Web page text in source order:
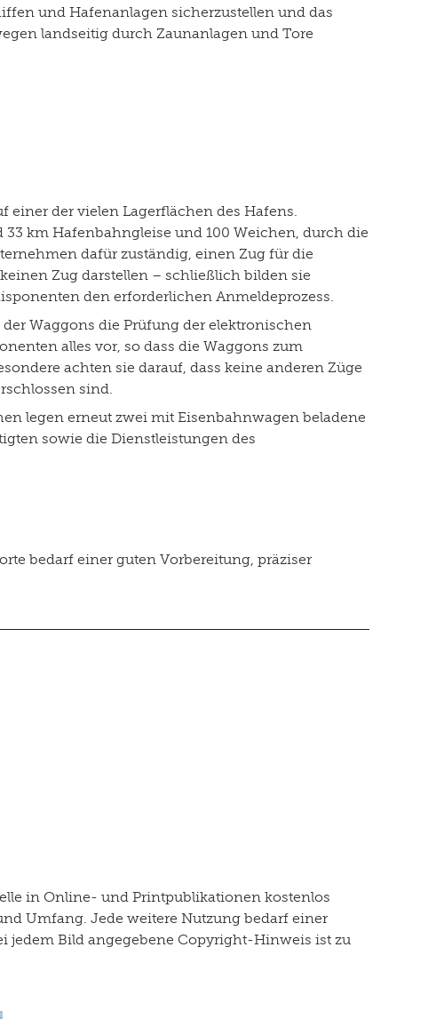
und Hafenanlagen sicherzustellen und das
landseitig durch Zaunanlagen und Tore
einer der vielen Lagerflächen des Hafens.
km Hafenbahngleise und 100 Weichen, durch die
dafür zuständig, einen Zug für die
Zug darstellen – schließlich bilden sie
den erforderlichen Anmeldeprozess.
Waggons die Prüfung der elektronischen
alles vor, so dass die Waggons zum
achten sie darauf, dass keine anderen Züge
sind.
legen erneut zwei mit Eisenbahnwagen beladene
sowie die Dienstleistungen des
bedarf einer guten Vorbereitung, präziser
in Online- und Printpublikationen kostenlos
Umfang. Jede weitere Nutzung bedarf einer
jedem Bild angegebene Copyright-Hinweis ist zu